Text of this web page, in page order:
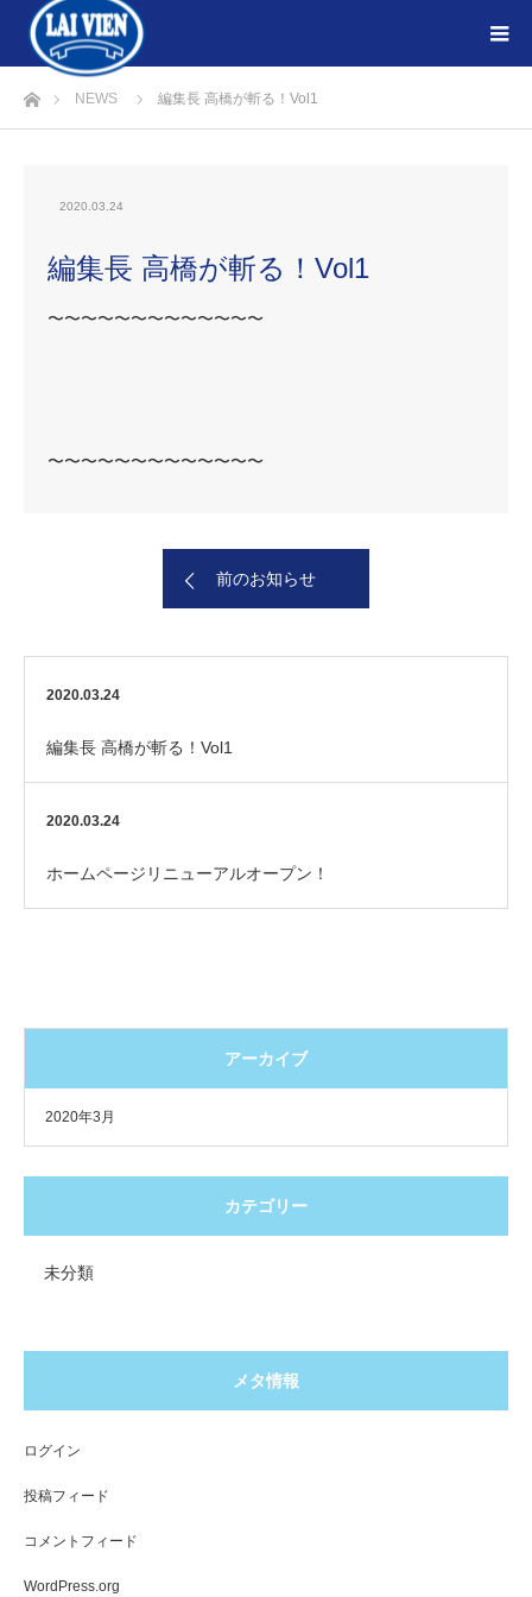
ホームNEWS 編集長 高橋が斬る！Vol1
2020.03.24
編集長 高橋が斬る！Vol1
〜〜〜〜〜〜〜〜〜〜〜〜〜
〜〜〜〜〜〜〜〜〜〜〜〜〜
前のお知らせ
2020.03.24
編集長 高橋が斬る！Vol1
2020.03.24
ホームページリニューアルオープン！
アーカイブ
2020年3月
カテゴリー
未分類
メタ情報
ログイン
投稿フィード
コメントフィード
WordPress.org